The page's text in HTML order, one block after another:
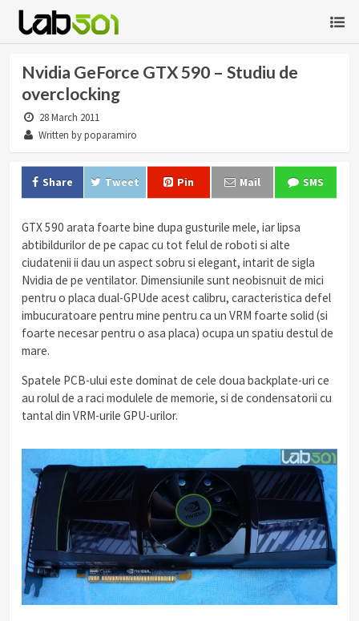
Nvidia GeForce GTX 590 – Studiu de
overclocking
28 March 2011
Written by poparamiro
Share Tweet Pin Mail SMS
GTX 590 arata foarte bine dupa gusturile mele, iar lipsa
abtibildurilor de pe capac cu tot felul de roboti si alte
ciudatenii ii dau un aspect sobru si elegant, intarit de sigla
Nvidia de pe ventilator. Dimensiunile sunt neobisnuit de mici
pentru o placa dual-GPUde acest calibru, caracteristica defel
imbucuratoare pentru mine pentru ca un VRM foarte solid (si
foarte necesar pentru o asa placa) ocupa un spatiu destul de
mare.
Spatele PCB-ului este dominat de cele doua backplate-uri ce
au rolul de a raci modulele de memorie, si de condensatorii cu
tantal din VRM-urile GPU-urilor.